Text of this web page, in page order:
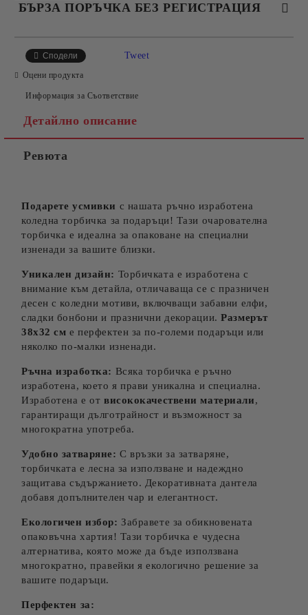
БЪРЗА ПОРЪЧКА БЕЗ РЕГИСТРАЦИЯ
Сподели Tweet
Оцени продукта
Информация за Съответствие
Детайлно описание
Ревюта
Подарете усмивки с нашата ръчно изработена
коледна торбичка за подаръци! Тази очарователна
торбичка е идеална за опаковане на специални
изненади за вашите близки.
Уникален дизайн: Торбичката е изработена с
внимание към детайла, отличаваща се с празничен
десен с коледни мотиви, включващи забавни елфи,
сладки бонбони и празнични декорации.Размерът
38х32 см е перфектен за по-големи подаръци или
няколко по-малки изненади.
Ръчна изработка: Всяка торбичка е ръчно
изработена, което я прави уникална и специална.
Изработена е от висококачествени материали,
гарантиращи дълготрайност и възможност за
многократна употреба.
Удобно затваряне: С връзки за затваряне,
торбичката е лесна за използване и надеждно
защитава съдържанието. Декоративната дантела
добавя допълнителен чар и елегантност.
Екологичен избор: Забравете за обикновената
опаковъчна хартия! Тази торбичка е чудесна
алтернатива, която може да бъде използвана
многократно, правейки я екологично решение за
вашите подаръци.
Перфектен за: